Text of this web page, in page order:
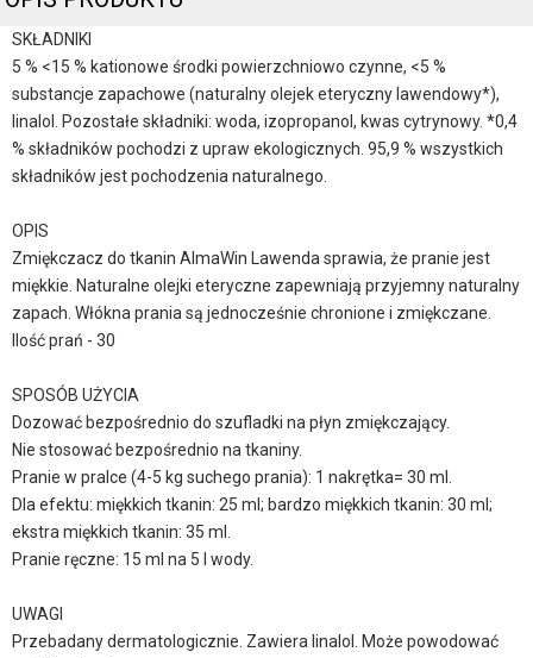
SKŁADNIKI
5 % <15 % kationowe środki powierzchniowo czynne, <5 %
substancje zapachowe (naturalny olejek eteryczny lawendowy*),
linalol. Pozostałe składniki: woda, izopropanol, kwas cytrynowy. *0,4
% składników pochodzi z upraw ekologicznych. 95,9 % wszystkich
składników jest pochodzenia naturalnego.
OPIS
Zmiękczacz do tkanin AlmaWin Lawenda sprawia, że pranie jest
miękkie. Naturalne olejki eteryczne zapewniają przyjemny naturalny
zapach. Włókna prania są jednocześnie chronione i zmiękczane.
Ilość prań - 30
SPOSÓB UŻYCIA
Dozować bezpośrednio do szufladki na płyn zmiękczający.
Nie stosować bezpośrednio na tkaniny.
Pranie w pralce (4-5 kg suchego prania): 1 nakrętka= 30 ml.
Dla efektu: miękkich tkanin: 25 ml; bardzo miękkich tkanin: 30 ml;
ekstra miękkich tkanin: 35 ml.
Pranie ręczne: 15 ml na 5 l wody.
UWAGI
Przebadany dermatologicznie. Zawiera linalol. Może powodować